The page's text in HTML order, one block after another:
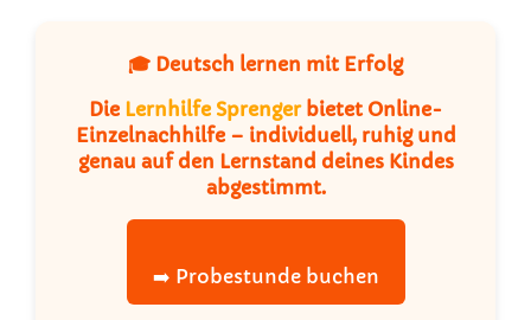
🎓 Deutsch lernen mit Erfolg
Die Lernhilfe Sprengerbietet Online-
Einzelnachhilfe – individuell, ruhig und
genau auf den Lernstand deines Kindes
abgestimmt.
➡️ Probestunde buchen